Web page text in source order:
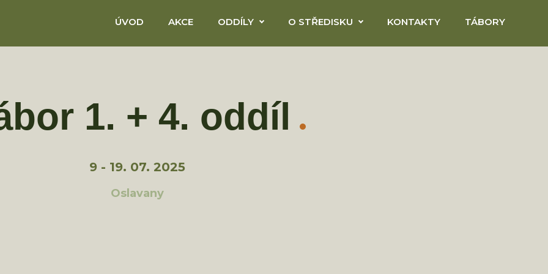
ÚVOD AKCE ODDÍLY O STŘEDISKU KONTAKTY TÁBORY
1. + 4. oddíl
9 - 19. 07. 2025
Oslavany